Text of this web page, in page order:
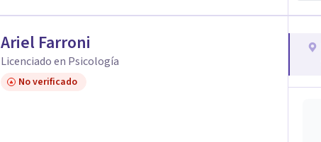
Ariel Farroni
Licenciado en Psicología
No verificado